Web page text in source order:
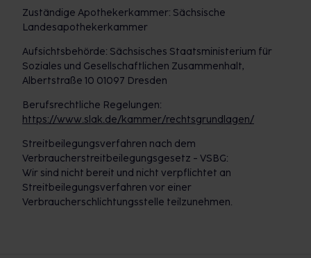
Zuständige Apothekerkammer: Sächsische
Landesapothekerkammer
Aufsichtsbehörde: Sächsisches Staatsministerium für
Soziales und Gesellschaftlichen Zusammenhalt,
Albertstraße 10 01097 Dresden
Berufsrechtliche Regelungen:
https://www.slak.de/kammer/rechtsgrundlagen/
Streitbeilegungsverfahren nach dem
Verbraucherstreitbeilegungsgesetz - VSBG:
Wir sind nicht bereit und nicht verpflichtet an
Streitbeilegungsverfahren vor einer
Verbraucherschlichtungsstelle teilzunehmen.